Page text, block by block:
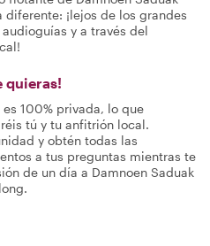
¡lejos de los grandes
y a través del
quieras!
100% privada, lo que
tú y tu anfitrión local.
y obtén todas las
a tus preguntas mientras te
de un día a Damnoen Saduak